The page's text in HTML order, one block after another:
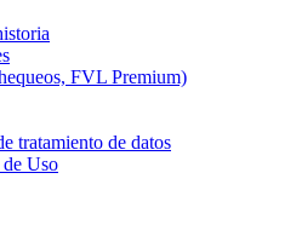
FVL Premium)
tratamiento de datos
Uso